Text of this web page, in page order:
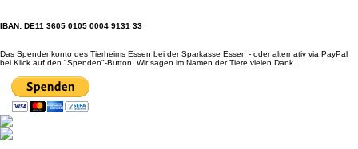
IBAN: DE11 3605 0105 0004 9131 33
Das Spendenkonto des Tierheims Essen bei der Sparkasse Essen - oder alternativ via PayPal
bei Klick auf den "Spenden"-Button. Wir sagen im Namen der Tiere vielen Dank.